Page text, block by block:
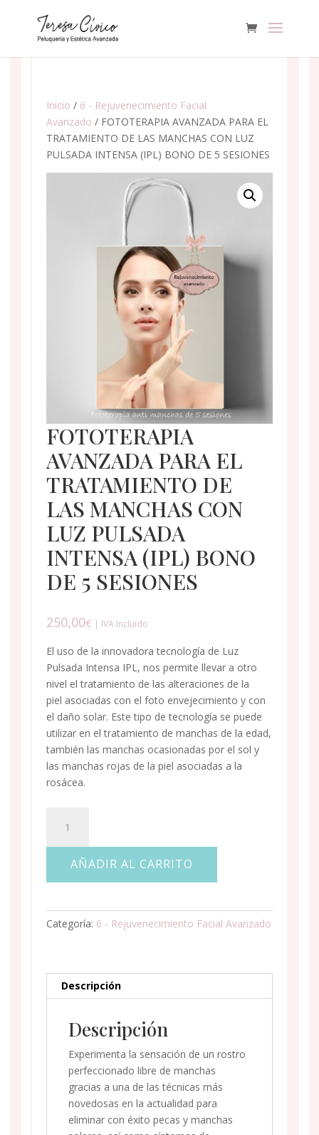
Inicio / 6 - Rejuvenecimiento Facial
Avanzado / FOTOTERAPIA AVANZADA PARA EL
TRATAMIENTO DE LAS MANCHAS CON LUZ
PULSADA INTENSA (IPL) BONO DE 5 SESIONES
FOTOTERAPIA
AVANZADA PARA EL
TRATAMIENTO DE
LAS MANCHAS CON
LUZ PULSADA
INTENSA (IPL) BONO
DE 5 SESIONES
250,00€ | IVA Incluido
El uso de la innovadora tecnología de Luz
Pulsada Intensa IPL, nos permite llevar a otro
nivel el tratamiento de las alteraciones de la
piel asociadas con el foto envejecimiento y con
el daño solar. Este tipo de tecnología se puede
utilizar en el tratamiento de manchas de la edad,
también las manchas ocasionadas por el sol y
las manchas rojas de la piel asociadas a la
rosácea.
AVANZADA
PARA
TRATAMIENTO
LAS
MANCHAS
INTENSA
BONO
SESIONES
cantidad
AÑADIR AL CARRITO
Categoría: 6 - Rejuvenecimiento Facial Avanzado
Descripción
Descripción
Experimenta la sensación de un rostro
perfeccionado libre de manchas
gracias a una de las técnicas más
novedosas en la actualidad para
eliminar con éxito pecas y manchas